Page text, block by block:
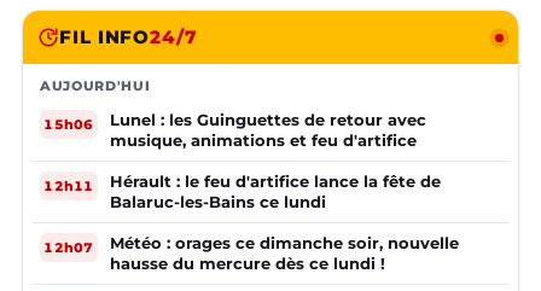
FIL INFO24/7
AUJOURD'HUI
15h06
Lunel : les Guinguettes de retour avec
musique, animations et feu d'artifice
12h11
Hérault : le feu d'artifice lance la fête de
Balaruc-les-Bains ce lundi
12h07
Météo : orages ce dimanche soir, nouvelle
hausse du mercure dès ce lundi !